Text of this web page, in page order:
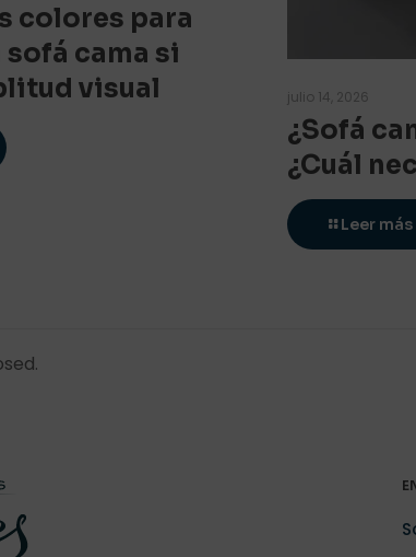
colores para
cama si
visual
julio 14, 2026
¿Sofá
¿Cuál
Leer más